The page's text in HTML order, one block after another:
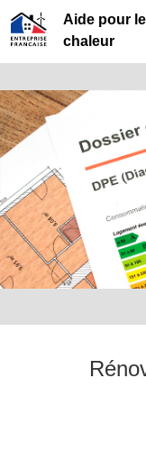
Aide pour
chaleur